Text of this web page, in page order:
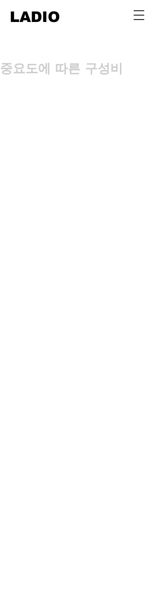
LADIO
중요도에 따른 구성비